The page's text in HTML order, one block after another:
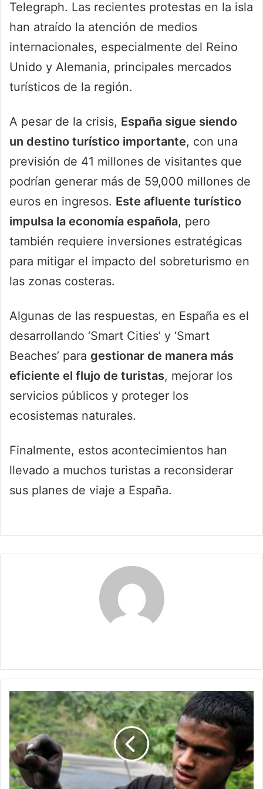
Telegraph. Las recientes protestas en la isla
han atraído la atención de medios
internacionales, especialmente del Reino
Unido y Alemania, principales mercados
turísticos de la región.
A pesar de la crisis, España sigue siendo
un destino turístico importante, con una
previsión de 41 millones de visitantes que
podrían generar más de 59,000 millones de
euros en ingresos. Este afluente turístico
impulsa la economía española, pero
también requiere inversiones estratégicas
para mitigar el impacto del sobreturismo en
las zonas costeras.
Algunas de las respuestas, en España es el
desarrollando ‘Smart Cities’ y ‘Smart
Beaches’ para gestionar de manera más
eficiente el flujo de turistas, mejorar los
servicios públicos y proteger los
ecosistemas naturales.
Finalmente, estos acontecimientos han
llevado a muchos turistas a reconsiderar
sus planes de viaje a España.
Esmeraldas
y
política